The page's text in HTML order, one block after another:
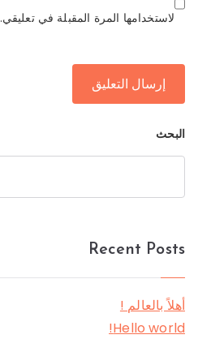
لاستخدامها المرة المقبلة في تعليقي.
البحث
Recent Posts
أهلاً بالعالم !
Hello world!